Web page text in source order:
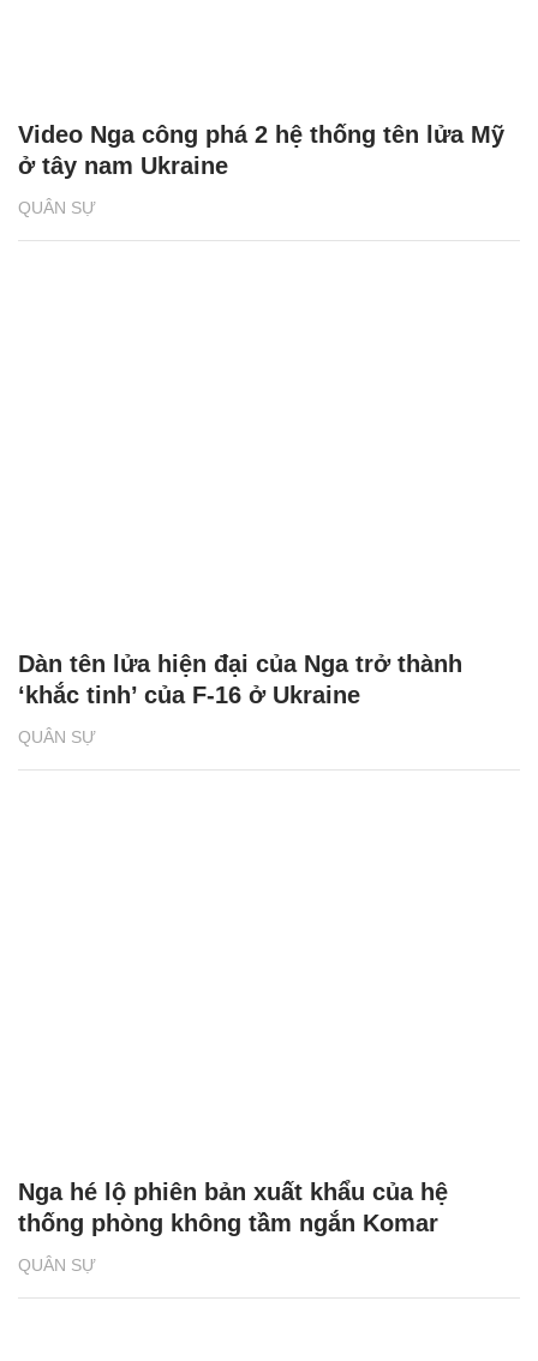
QUÂN SỰ
Video Nga công phá 2 hệ thống tên lửa Mỹ
ở tây nam Ukraine
QUÂN SỰ
Dàn tên lửa hiện đại của Nga trở thành
‘khắc tinh’ của F-16 ở Ukraine
QUÂN SỰ
Nga hé lộ phiên bản xuất khẩu của hệ
thống phòng không tầm ngắn Komar